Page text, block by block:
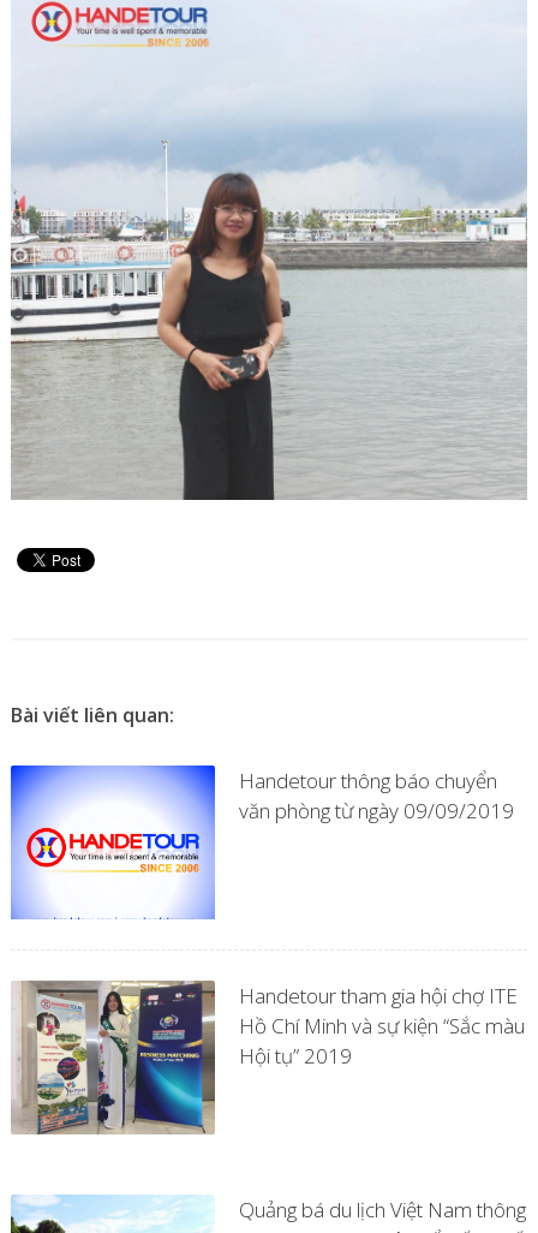
Bài viết liên quan:
Handetour thông báo chuyển
văn phòng từ ngày 09/09/2019
Handetour tham gia hội chợ ITE
Hồ Chí Minh và sự kiện “Sắc màu
Hội tụ” 2019
Quảng bá du lịch Việt Nam thông